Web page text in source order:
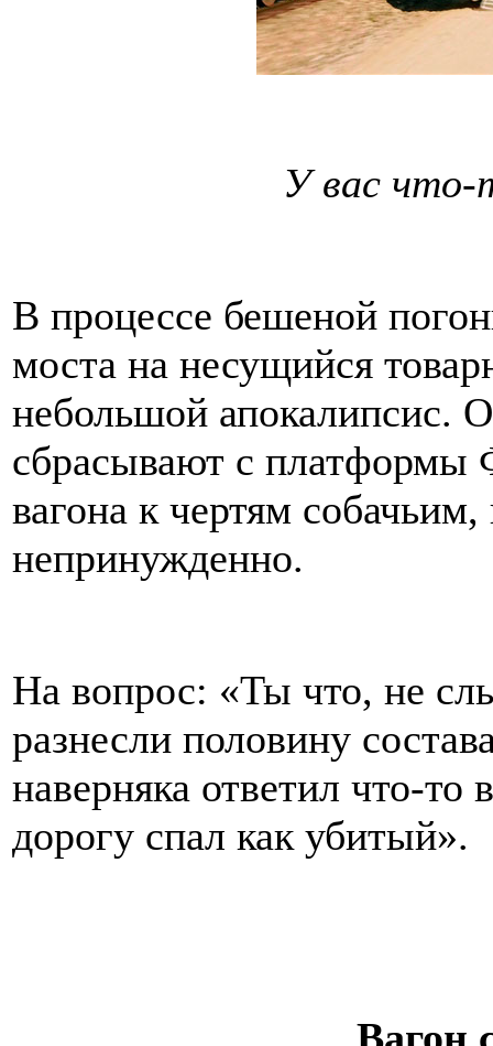
У вас что-
В процессе бешеной
моста на несущийся
небольшой апокалипсис.
сбрасывают с платформы
вагона к чертям
непринужденно.
На вопрос: «Ты что, не
разнесли половину
наверняка ответил что-
дорогу спал как убитый».